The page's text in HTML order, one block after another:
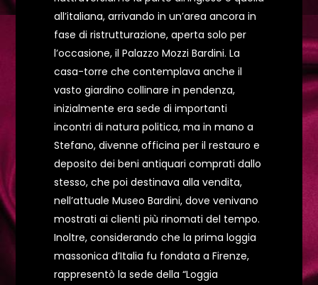
all’italiana, arrivando in un’area ancora in
fase di ristrutturazione, aperta solo per
l’occasione, il Palazzo Mozzi Bardini. La
casa-torre che contemplava anche il
vasto giardino collinare in pendenza,
inizialmente era sede di importanti
incontri di natura politica, ma in mano a
Stefano, divenne officina per il restauro e
deposito dei beni antiquari comprati dallo
stesso, che poi destinava alla vendita,
nell’attuale Museo Bardini, dove venivano
mostrati ai clienti più rinomati del tempo.
Inoltre, considerando che la prima loggia
massonica d’Italia fu fondata a Firenze,
rappresentò la sede della “Loggia